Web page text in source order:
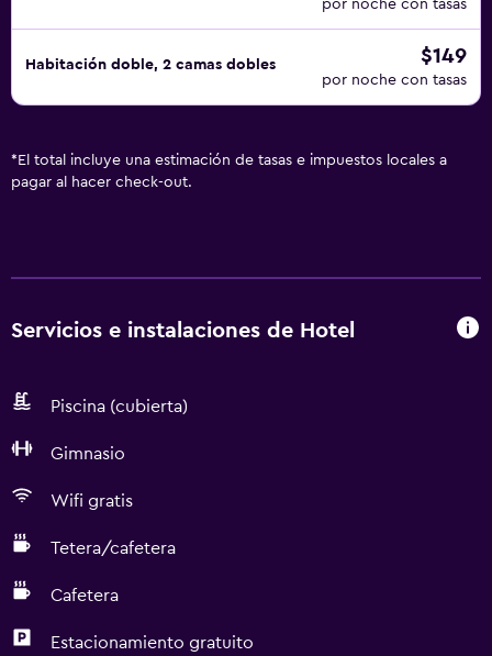
por noche con tasas
Habitación doble, 2 camas dobles $149
por noche con tasas
* El total incluye una estimación de tasas e impuestos locales a
pagar al hacer check-out.
Servicios e instalaciones de Hotel
Piscina (cubierta)
Gimnasio
Wifi gratis
Tetera/cafetera
Cafetera
Estacionamiento gratuito